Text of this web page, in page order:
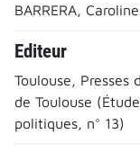
BARRERA, Caroline
Editeur
Toulouse, Presses
de Toulouse
politiques, n° 13)